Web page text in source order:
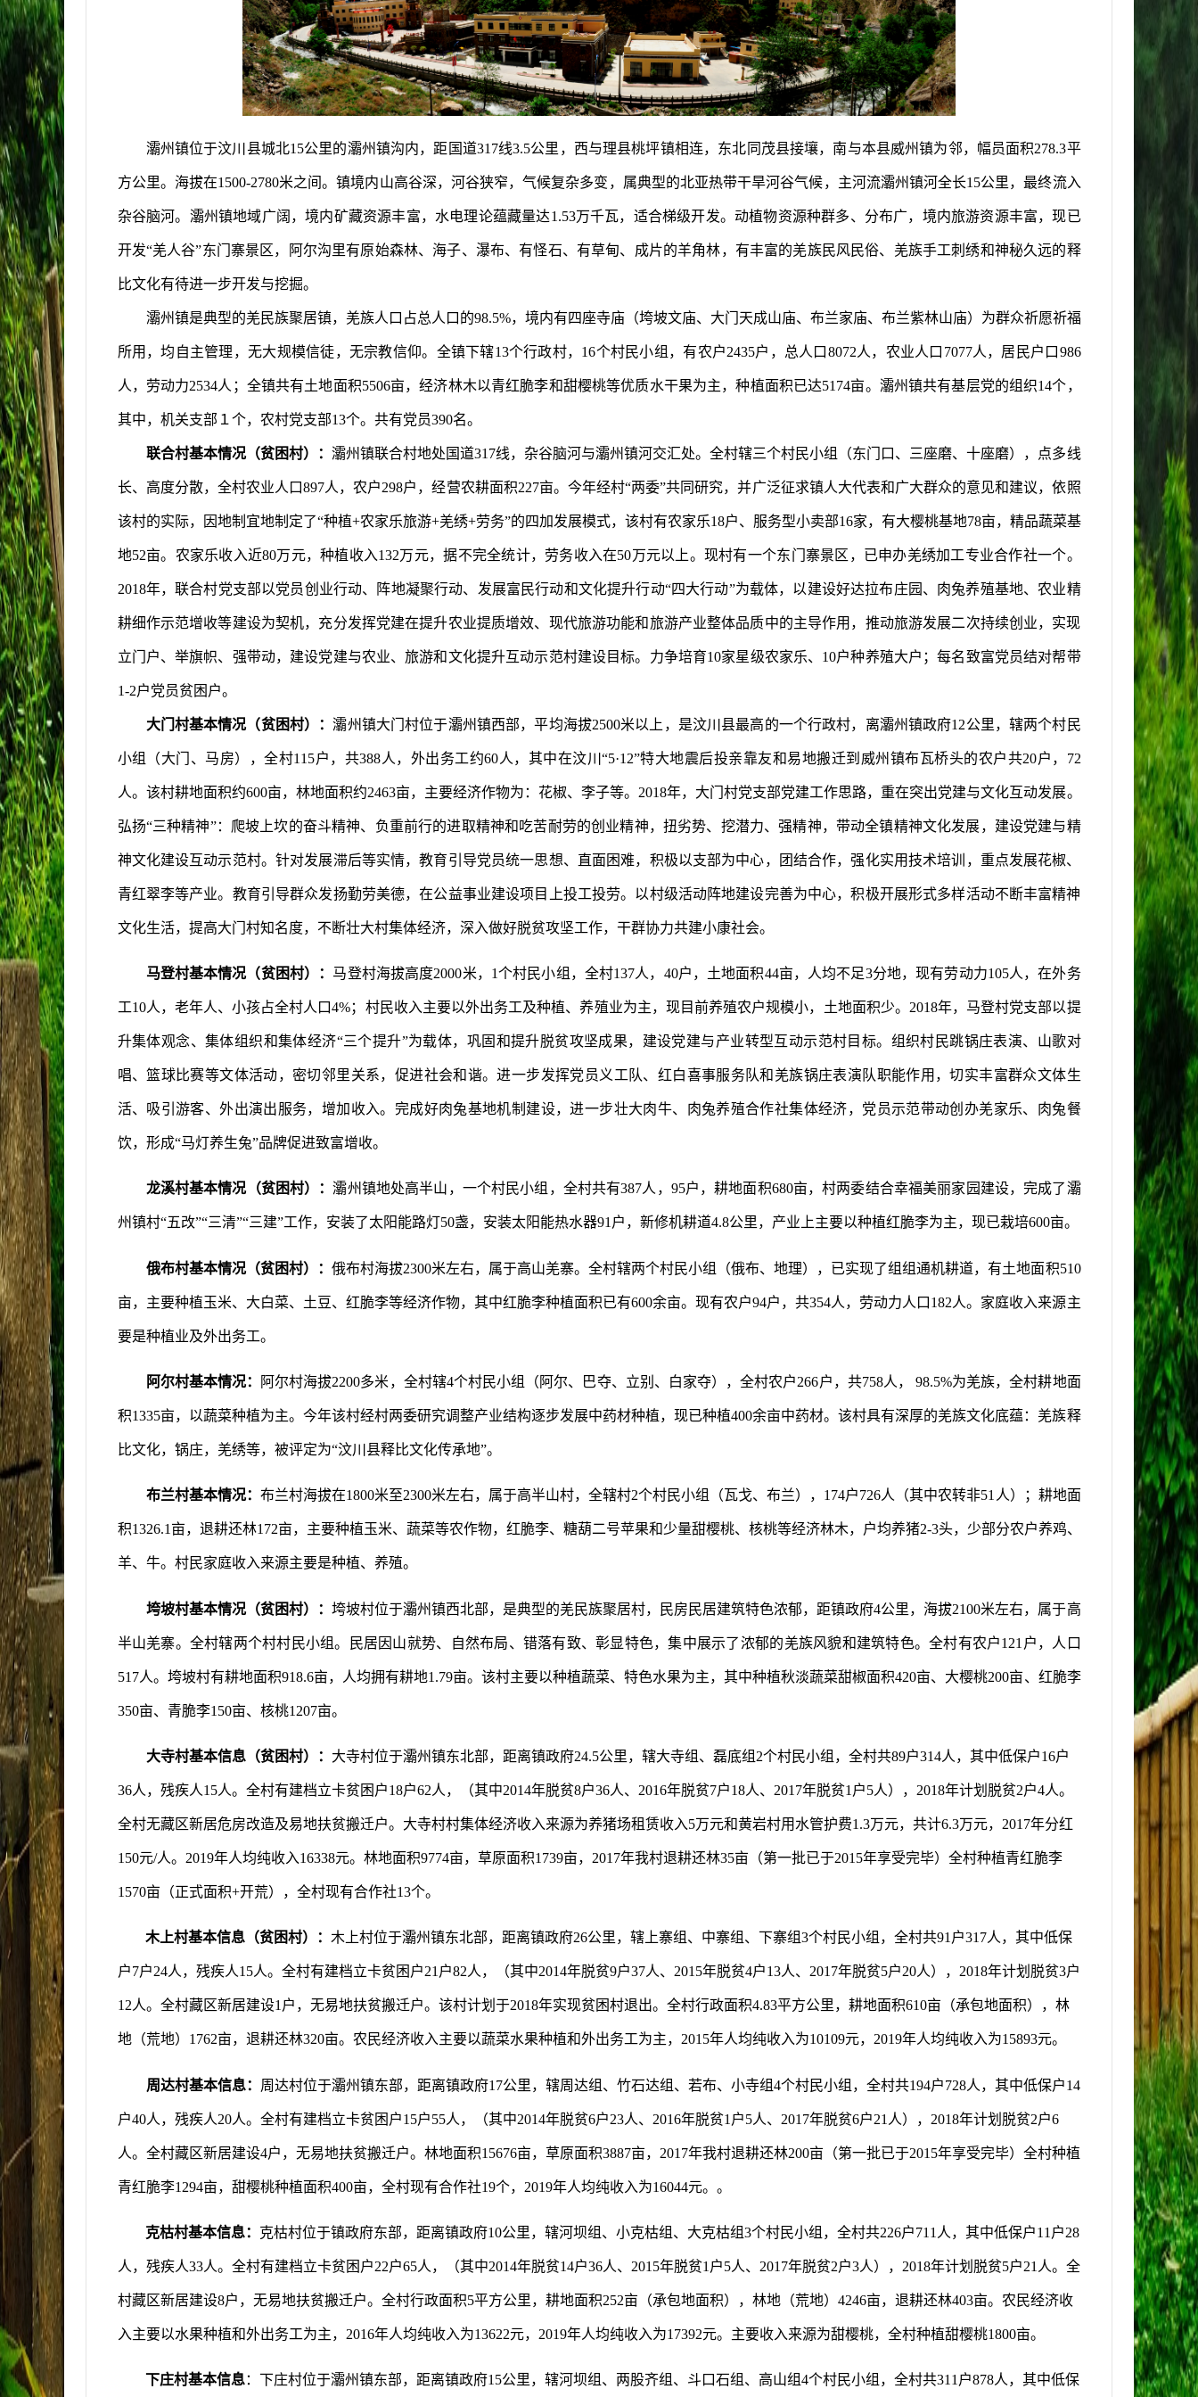
灞州镇位于汶川县城北15公里的灞州镇沟内，距国道317线3.5公里，西与理县桃坪镇相连，东北同茂县接壤，南与本县威州镇为邻，幅员面积278.3平
方公里。 海拔在1500-2780米之间。镇境内山高谷深，河谷狭窄，气候复杂多变，属典型的北亚热带干旱河谷气候，主河流灞州镇河全长15公里，最终流入
杂谷脑河。 灞州镇地域广阔，境内矿藏资源丰富，水电理论蕴藏量达1.53万千瓦，适合梯级开发。动植物资源种群多、分布广，境内旅游资源丰富，现已
开发“羌人谷”东门寨景区，阿尔沟里有原始森林、海子、瀑布、有怪石、有草甸、成片的羊角林，有丰富的羌族民风民俗、羌族手工刺绣和神秘久远的释
比文化有待进一步开发与挖掘。
灞州镇是典型的羌民族聚居镇，羌族人口占总人口的98.5%，境内有四座寺庙（垮坡文庙、大门天成山庙、布兰家庙、布兰紫林山庙）为群众祈愿祈福
所用，均自主管理，无大规模信徒，无宗教信仰。全镇下辖13个行政村， 16个村民小组，有农户2435户，总人口 8072人，农业人口 7077人，居民户口 986
人，劳动力2534人；全镇共有土地面积5506亩，经济林木以青红脆李和甜樱桃等优质水干果为主，种植面积已达5174亩。 灞州镇共有基层党的组织14个，
其中，机关支部１个，农村党支部13个。共有党员390名。
联合村基本情况（贫困村）： 灞州镇联合村地处国道317线，杂谷脑河与灞州镇河交汇处。全村辖三个村民小组（东门口、三座磨、十座磨），点多线
长、高度分散，全村农业人口897人，农户298户，经营农耕面积227亩。今年经村“两委”共同研究，并广泛征求镇人大代表和广大群众的意见和建议，依照
该村的实际，因地制宜地制定了“种植+农家乐旅游+羌绣+劳务”的四加发展模式，该村有农家乐18户、服务型小卖部16家，有大樱桃基地78亩，精品蔬菜基
地52亩。农家乐收入近80万元，种植收入132万元，据不完全统计，劳务收入在50万元以上。现村有一个东门寨景区，已申办羌绣加工专业合作社一个。
2018年，联合村党支部以党员创业行动、阵地凝聚行动、发展富民行动和文化提升行动“四大行动”为载体，以建设好达拉布庄园、肉兔养殖基地、农业精
耕细作示范增收等建设为契机，充分发挥党建在提升农业提质增效、现代旅游功能和旅游产业整体品质中的主导作用，推动旅游发展二次持续创业，实现
立门户、举旗帜、强带动，建设党建与农业、旅游和文化提升互动示范村建设目标。力争培育10家星级农家乐、 10户种养殖大户；每名致富党员结对帮带
1-2户党员贫困户。
大门村基本情况（贫困村）：灞州镇大门村位于灞州镇西部，平均海拔2500米以上，是汶川县最高的一个行政村，离灞州镇政府12公里，辖两个村民
小组（大门、马房），全村115户，共388人，外出务工约60人，其中在汶川“5·12”特大地震后投亲靠友和易地搬迁到威州镇布瓦桥头的农户共20户， 72
人。该村耕地面积约600亩，林地面积约2463亩，主要经济作物为：花椒、李子等。 2018年，大门村党支部党建工作思路，重在突出党建与文化互动发展。
弘扬“三种精神”：爬坡上坎的奋斗精神、负重前行的进取精神和吃苦耐劳的创业精神，扭劣势、挖潜力、强精神，带动全镇精神文化发展，建设党建与精
神文化建设互动示范村。针对发展滞后等实情，教育引导党员统一思想、直面困难，积极以支部为中心，团结合作，强化实用技术培训，重点发展花椒、
青红翠李等产业。教育引导群众发扬勤劳美德，在公益事业建设项目上投工投劳。以村级活动阵地建设完善为中心，积极开展形式多样活动不断丰富精神
文化生活，提高大门村知名度，不断壮大村集体经济，深入做好脱贫攻坚工作，干群协力共建小康社会。
马登村基本情况（贫困村）： 马登村海拔高度2000米， 1个村民小组，全村137人， 40户，土地面积44亩，人均不足3分地，现有劳动力105人，在外务
工10人，老年人、小孩占全村人口4%；村民收入主要以外出务工及种植、养殖业为主，现目前养殖农户规模小，土地面积少。 2018年，马登村党支部以提
升集体观念、集体组织和集体经济“三个提升”为载体，巩固和提升脱贫攻坚成果，建设党建与产业转型互动示范村目标。组织村民跳锅庄表演、山歌对
唱、篮球比赛等文体活动，密切邻里关系，促进社会和谐。进一步发挥党员义工队、红白喜事服务队和羌族锅庄表演队职能作用，切实丰富群众文体生
活、吸引游客、外出演出服务，增加收入。完成好肉兔基地机制建设，进一步壮大肉牛、肉兔养殖合作社集体经济，党员示范带动创办羌家乐、肉兔餐
饮，形成“马灯养生兔”品牌促进致富增收。
龙溪村基本情况（贫困村）：灞州镇地处高半山，一个村民小组，全村共有387人， 95户，耕地面积680亩，村两委结合幸福美丽家园建设，完成了灞
州镇村“五改”“三清”“三建”工作，安装了太阳能路灯50盏，安装太阳能热水器91 户，新修机耕道4.8公里，产业上主要以种植红脆李为主，现已栽培600亩。
俄布村基本情况（贫困村）： 俄布村海拔2300米左右，属于高山羌寨。全村辖两个村民小组（俄布、地理），已实现了组组通机耕道，有土地面积510
亩，主要种植玉米、大白菜、土豆、红脆李等经济作物，其中红脆李种植面积已有600余亩。现有农户94户，共354人，劳动力人口 182人。家庭收入来源主
要是种植业及外出务工。
阿尔村基本情况： 阿尔村海拔2200多米，全村辖4个村民小组（阿尔、巴夺、立别、白家夺），全村农户266户，共758人， 98.5%为羌族，全村耕地面
积1335亩，以蔬菜种植为主。今年该村经村两委研究调整产业结构逐步发展中药材种植，现已种植400余亩中药材。该村具有深厚的羌族文化底蕴：羌族释
比文化，锅庄，羌绣等，被评定为“汶川县释比文化传承地”。
布兰村基本情况： 布兰村海拔在1800米至2300米左右，属于高半山村，全辖村2个村民小组（瓦戈、布兰）， 174户726人（其中农转非51 人）；耕地面
积1326.1 亩，退耕还林172亩，主要种植玉米、蔬菜等农作物，红脆李、糖葫二号苹果和少量甜樱桃、核桃等经济林木，户均养猪2-3头，少部分农户养鸡、
羊、牛。村民家庭收入来源主要是种植、养殖。
垮坡村基本情况（贫困村）： 垮坡村位于灞州镇西北部，是典型的羌民族聚居村，民房民居建筑特色浓郁，距镇政府4公里，海拔2100米左右，属于高
半山羌寨。全村辖两个村村民小组。民居因山就势、自然布局、错落有致、彰显特色，集中展示了浓郁的羌族风貌和建筑特色。全村有农户121 户，人口
517人。垮坡村有耕地面积918.6亩，人均拥有耕地1.79亩。该村主要以种植蔬菜、特色水果为主，其中种植秋淡蔬菜甜椒面积420亩、大樱桃200亩、红脆李
350亩、青脆李150亩、核桃1207亩。
大寺村基本信息（贫困村）： 大寺村位于灞州镇东北部，距离镇政府24.5公里，辖大寺组、磊底组 2个村民小组，全村共89户314人，其中低保户16户
36人，残疾人15人。全村有建档立卡贫困户18户62人，（其中2014年脱贫8户36人、 2016年脱贫7户18人、 2017年脱贫1 户5人）， 2018年计划脱贫2户4人。
全村无藏区新居危房改造及易地扶贫搬迁户。 大寺村村集体经济收入来源为养猪场租赁收入5万元和黄岩村用水管护费1.3万元，共计6.3万元， 2017年分红
150元/人。 2019年人均纯收入16338元。林地面积9774亩，草原面积1739亩， 2017年我村退耕还林35亩（第一批已于2015年享受完毕）全村种植青红脆李
1570亩（正式面积+开荒），全村现有合作社13个。
木上村基本信息（贫困村）： 木上村位于灞州镇东北部，距离镇政府26公里，辖上寨组、中寨组、下寨组3个村民小组，全村共91 户317人，其中低保
户7户24人，残疾人15人。全村有建档立卡贫困户21 户82人，（其中2014年脱贫9户37人、 2015年脱贫4户13人、 2017年脱贫5户20人）， 2018年计划脱贫3户
12人。全村藏区新居建设1 户，无易地扶贫搬迁户。该村计划于2018年实现贫困村退出。全村行政面积4.83平方公里，耕地面积610亩（承包地面积），林
地（荒地） 1762亩，退耕还林320亩。农民经济收入主要以蔬菜水果种植和外出务工为主， 2015年人均纯收入为10109元， 2019年人均纯收入为1 5893元。
周达村基本信息： 周达村位于灞州镇东部，距离镇政府1 7公里，辖周达组、竹石达组、若布、小寺组4个村民小组，全村共194户728人，其中低保户14
户40人，残疾人20人。全村有建档立卡贫困户15户55人，（其中2014年脱贫6户23人、 2016年脱贫1 户5人、 2017年脱贫6户21 人）， 2018年计划脱贫2户6
人。全村藏区新居建设4户，无易地扶贫搬迁户。林地面积15676亩，草原面积3887亩， 2017年我村退耕还林200亩（第一批已于2015年享受完毕）全村种植
青红脆李1294亩，甜樱桃种植面积400亩，全村现有合作社19个， 2019年人均纯收入为16044元。。
克枯村基本信息： 克枯村位于镇政府东部，距离镇政府10公里，辖河坝组、小克枯组、大克枯组3个村民小组，全村共226户711 人，其中低保户11 户28
人，残疾人33人。全村有建档立卡贫困户22户65人，（其中2014年脱贫14户36人、 2015年脱贫1 户5人、 2017年脱贫2户3人）， 2018年计划脱贫5户21 人。全
村藏区新居建设8户，无易地扶贫搬迁户。全村行政面积5平方公里，耕地面积252亩（承包地面积），林地（荒地） 4246亩，退耕还林403亩。农民经济收
入主要以水果种植和外出务工为主， 2016年人均纯收入为13622元， 2019年人均纯收入为17392元。 主要收入来源为甜樱桃，全村种植甜樱桃1800亩。
下庄村基本信息：下庄村位于灞州镇东部，距离镇政府1 5公里，辖河坝组、两股齐组、斗口石组、高山组4个村民小组，全村共311 户878人，其中低保